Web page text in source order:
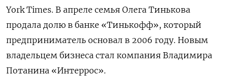
York Times. В апреле семья Олега Тинькова
продала долю в банке «Тинькофф», который
предприниматель основал в 2006 году. Новым
владельцем бизнеса стал компания Владимира
Потанина «Интеррос».